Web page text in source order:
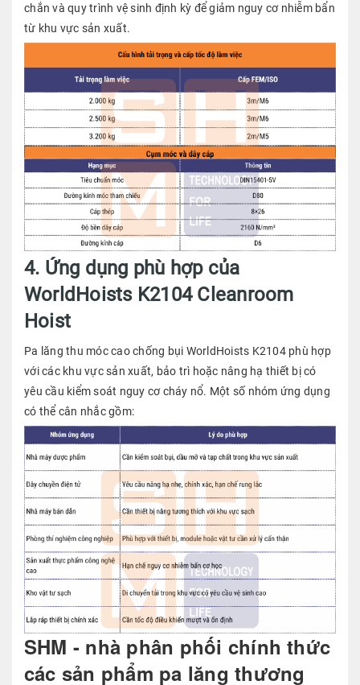
chắn và quy trình vệ sinh định kỳ để giảm nguy cơ nhiễm bẩn
từ khu vực sản xuất.
4. Ứng dụng phù hợp của
WorldHoists K2104 Cleanroom
Hoist
Pa lăng thu móc cao chống bụi WorldHoists K2104 phù hợp
với các khu vực sản xuất, bảo trì hoặc nâng hạ thiết bị có
yêu cầu kiểm soát nguy cơ cháy nổ. Một số nhóm ứng dụng
có thể cân nhắc gồm:
SHM - nhà phân phối chính thức
các sản phẩm pa lăng thương